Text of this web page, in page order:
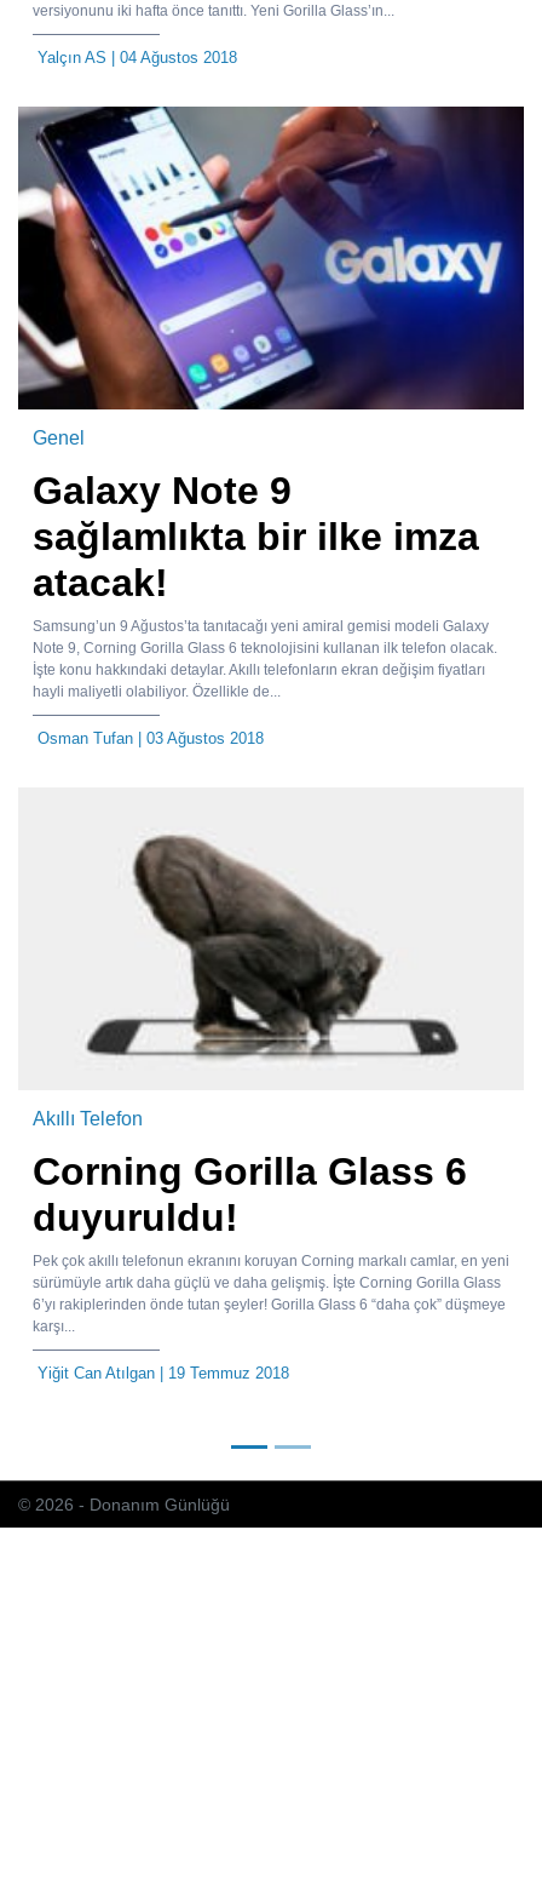
versiyonunu iki hafta önce tanıttı. Yeni Gorilla Glass’ın...
Yalçın AS | 04 Ağustos 2018
Genel
Galaxy Note 9
sağlamlıkta bir ilke imza
atacak!
Samsung’un 9 Ağustos’ta tanıtacağı yeni amiral gemisi modeli Galaxy
Note 9, Corning Gorilla Glass 6 teknolojisini kullanan ilk telefon olacak.
İşte konu hakkındaki detaylar. Akıllı telefonların ekran değişim fiyatları
hayli maliyetli olabiliyor. Özellikle de...
Osman Tufan | 03 Ağustos 2018
Akıllı Telefon
Corning Gorilla Glass 6
duyuruldu!
Pek çok akıllı telefonun ekranını koruyan Corning markalı camlar, en yeni
sürümüyle artık daha güçlü ve daha gelişmiş. İşte Corning Gorilla Glass
6’yı rakiplerinden önde tutan şeyler! Gorilla Glass 6 “daha çok” düşmeye
karşı...
Yiğit Can Atılgan | 19 Temmuz 2018
© 2026 - Donanım Günlüğü